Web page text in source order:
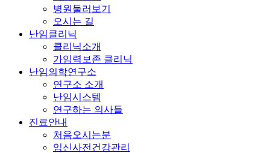
병원둘러보기
오시는 길
난임클리닉
클리닉소개
가임력보존 클리닉
난임의학연구소
연구소 소개
난임시스템
연구하는 의사들
진료안내
처음오시는분
임신사전건강관리